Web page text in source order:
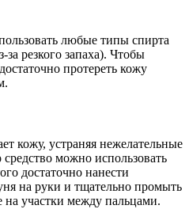
любые типы спирта
резкого запаха). Чтобы
протереть кожу
кожу, устраняя нежелательные
можно использовать
достаточно нанести
на руки и тщательно промыть
участки между пальцами.